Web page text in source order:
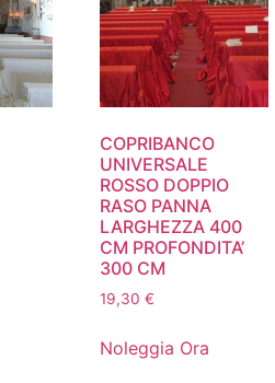
COPRIBANCO
UNIVERSALE
ROSSO DOPPIO
RASO PANNA
LARGHEZZA 400
CM PROFONDITA’
300 CM
19,30 €
Noleggia Ora